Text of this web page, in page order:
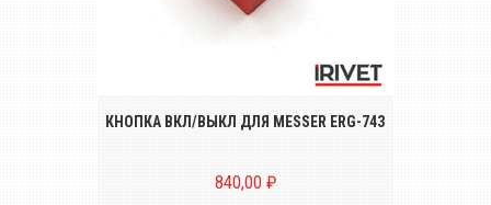
заклёпочника MESSER ERG-743
КНОПКА ВКЛ/ВЫКЛ ДЛЯ MESSER ERG-743
840,00 ₽